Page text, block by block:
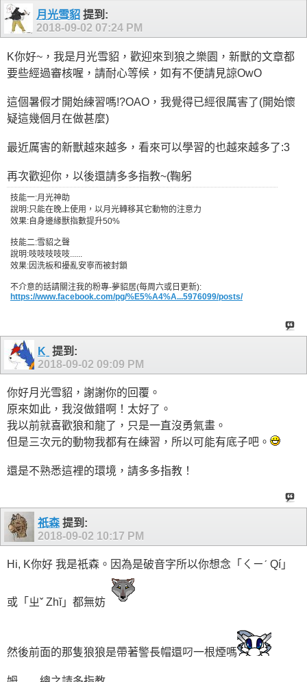
月光雪貂提到:
2018-09-02 07:24 PM
K你好~，我是月光雪貂，歡迎來到狼之樂園，新獸的文章都
要些經過審核喔，請耐心等候，如有不便請見諒OwO
這個暑假才開始練習嗎!?OAO，我覺得已經很厲害了(開始懷
疑這幾個月在做甚麼)
最近厲害的新獸越來越多，看來可以學習的也越來越多了:3
再次歡迎你，以後還請多多指教~(鞠躬
技能一:月光神助
說明:只能在晚上使用，以月光轉移其它動物的注意力
效果:自身邊緣獸指數提升50%
技能二:雪貂之聲
說明:吱吱吱吱吱......
效果:因洗板和擾亂安寧而被封鎖
不介意的話請關注我的粉專-夢貂居(每周六或日更新):
https://www.facebook.com/pg/%E5%A4%A...5976099/posts/
Kˍ 提到:
2018-09-02 09:09 PM
你好月光雪貂，謝謝你的回覆。
原來如此，我沒做錯啊！太好了。
我以前就喜歡狼和龍了，只是一直沒勇氣畫。
但是三次元的動物我都有在練習，所以可能有底子吧。
還是不熟悉這裡的環境，請多多指教！
祇森 提到:
2018-09-02 10:17 PM
Hi, K你好 我是衹森。因為是破音字所以你想念「ㄑㄧˊ Qí」
或「ㄓˇ Zhĭ」都無妨
然後前面的那隻狼狼是帶著警長帽還叼一根煙嗎